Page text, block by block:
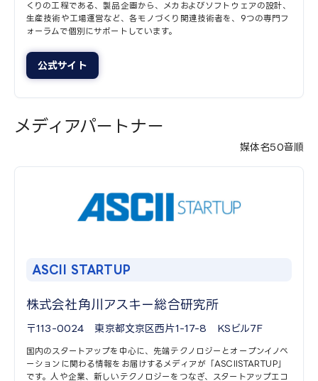
くりの工程である、製品企画から、メカおよびソフトウェアの設計、
生産技術や工場運営など、各モノづくり関連技術者を、9つの専門フ
ォーラムで個別にサポートしています。
公式サイト
メディアパートナー
媒体名50音順
ASCII STARTUP​
株式会社角川アスキー総合研究所
〒113-0024 東京都文京区西片1-17-8 KSビル7F
国内のスタートアップを中心に、先端テクノロジーとオープンイノベ
ーションに関わる情報をお届けするメディアが「ASCIISTARTUP」
です。人や企業、新しいテクノロジーをつなぎ、スタートアップエコ